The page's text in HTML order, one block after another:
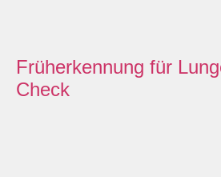
Früherkennung für
Check